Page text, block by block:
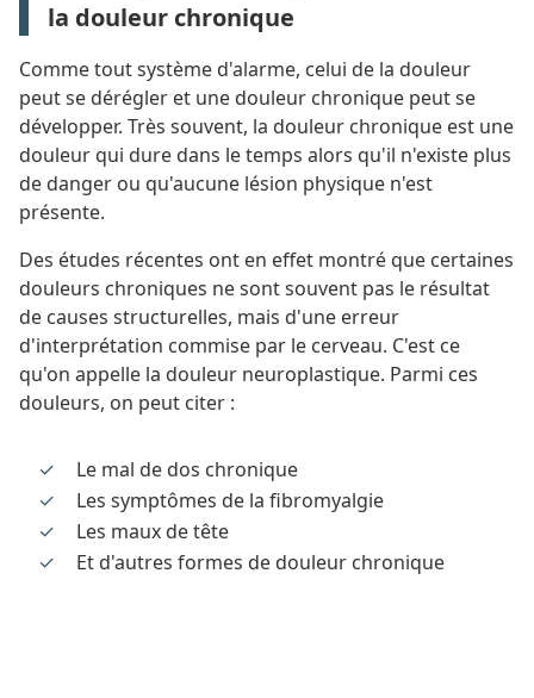
la douleur chronique
Comme tout système d'alarme, celui de la douleur
peut se dérégler et une douleur chronique peut se
développer. Très souvent, la douleur chronique est une
douleur qui dure dans le temps alors qu'il n'existe plus
de danger ou qu'aucune lésion physique n'est
présente.
Des études récentes ont en effet montré que certaines
douleurs chroniques ne sont souvent pas le résultat
de causes structurelles, mais d'une erreur
d'interprétation commise par le cerveau. C'est ce
qu'on appelle la douleur neuroplastique. Parmi ces
douleurs, on peut citer :
Le mal de dos chronique
Les symptômes de la fibromyalgie
Les maux de tête
Et d'autres formes de douleur chronique